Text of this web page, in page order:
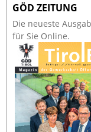
GÖD ZEITUNG
Die neueste
für Sie Online.